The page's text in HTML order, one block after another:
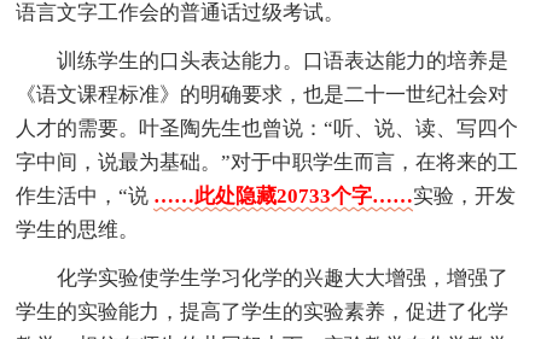
语言文字工作会的普通话过级考试。
训练学生的口头表达能力。口语表达能力的培养是
《语文课程标准》的明确要求，也是二十一世纪社会对
人才的需要。叶圣陶先生也曾说：“听、说、读、写四个
字中间，说最为基础。”对于中职学生而言，在将来的工
作生活中，“说 ……此处隐藏20733个字……实验，开发
学生的思维。
化学实验使学生学习化学的兴趣大大增强，增强了
学生的实验能力，提高了学生的实验素养，促进了化学